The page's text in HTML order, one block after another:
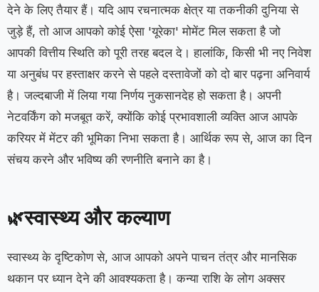
देने के लिए तैयार हैं। यदि आप रचनात्मक क्षेत्र या तकनीकी दुनिया से
जुड़े हैं, तो आज आपको कोई ऐसा 'यूरेका' मोमेंट मिल सकता है जो
आपकी वित्तीय स्थिति को पूरी तरह बदल दे। हालांकि, किसी भी नए निवेश
या अनुबंध पर हस्ताक्षर करने से पहले दस्तावेजों को दो बार पढ़ना अनिवार्य
है। जल्दबाजी में लिया गया निर्णय नुकसानदेह हो सकता है। अपनी
नेटवर्किंग को मजबूत करें, क्योंकि कोई प्रभावशाली व्यक्ति आज आपके
करियर में मेंटर की भूमिका निभा सकता है। आर्थिक रूप से, आज का दिन
संचय करने और भविष्य की रणनीति बनाने का है।
🌿स्वास्थ्य और कल्याण
स्वास्थ्य के दृष्टिकोण से, आज आपको अपने पाचन तंत्र और मानसिक
थकान पर ध्यान देने की आवश्यकता है। कन्या राशि के लोग अक्सर